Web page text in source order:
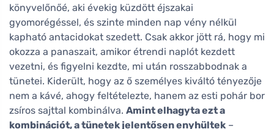
könyvelőnőé, aki évekig küzdött éjszakai
gyomorégéssel, és szinte minden nap vény nélkül
kapható antacidokat szedett. Csak akkor jött rá, hogy mi
okozza a panaszait, amikor étrendi naplót kezdett
vezetni, és figyelni kezdte, mi után rosszabbodnak a
tünetei. Kiderült, hogy az ő személyes kiváltó tényezője
nem a kávé, ahogy feltételezte, hanem az esti pohár bor
zsíros sajttal kombinálva. Amint elhagyta ezt a
kombinációt, a tünetek jelentősen enyhültek –